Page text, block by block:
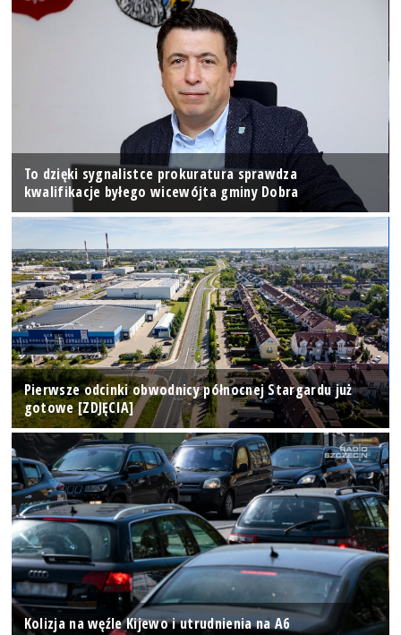
To dzięki sygnalistce prokuratura sprawdza
kwalifikacje byłego wicewójta gminy Dobra
Pierwsze odcinki obwodnicy północnej Stargardu już
gotowe [ZDJĘCIA]
Kolizja na węźle Kijewo i utrudnienia na A6